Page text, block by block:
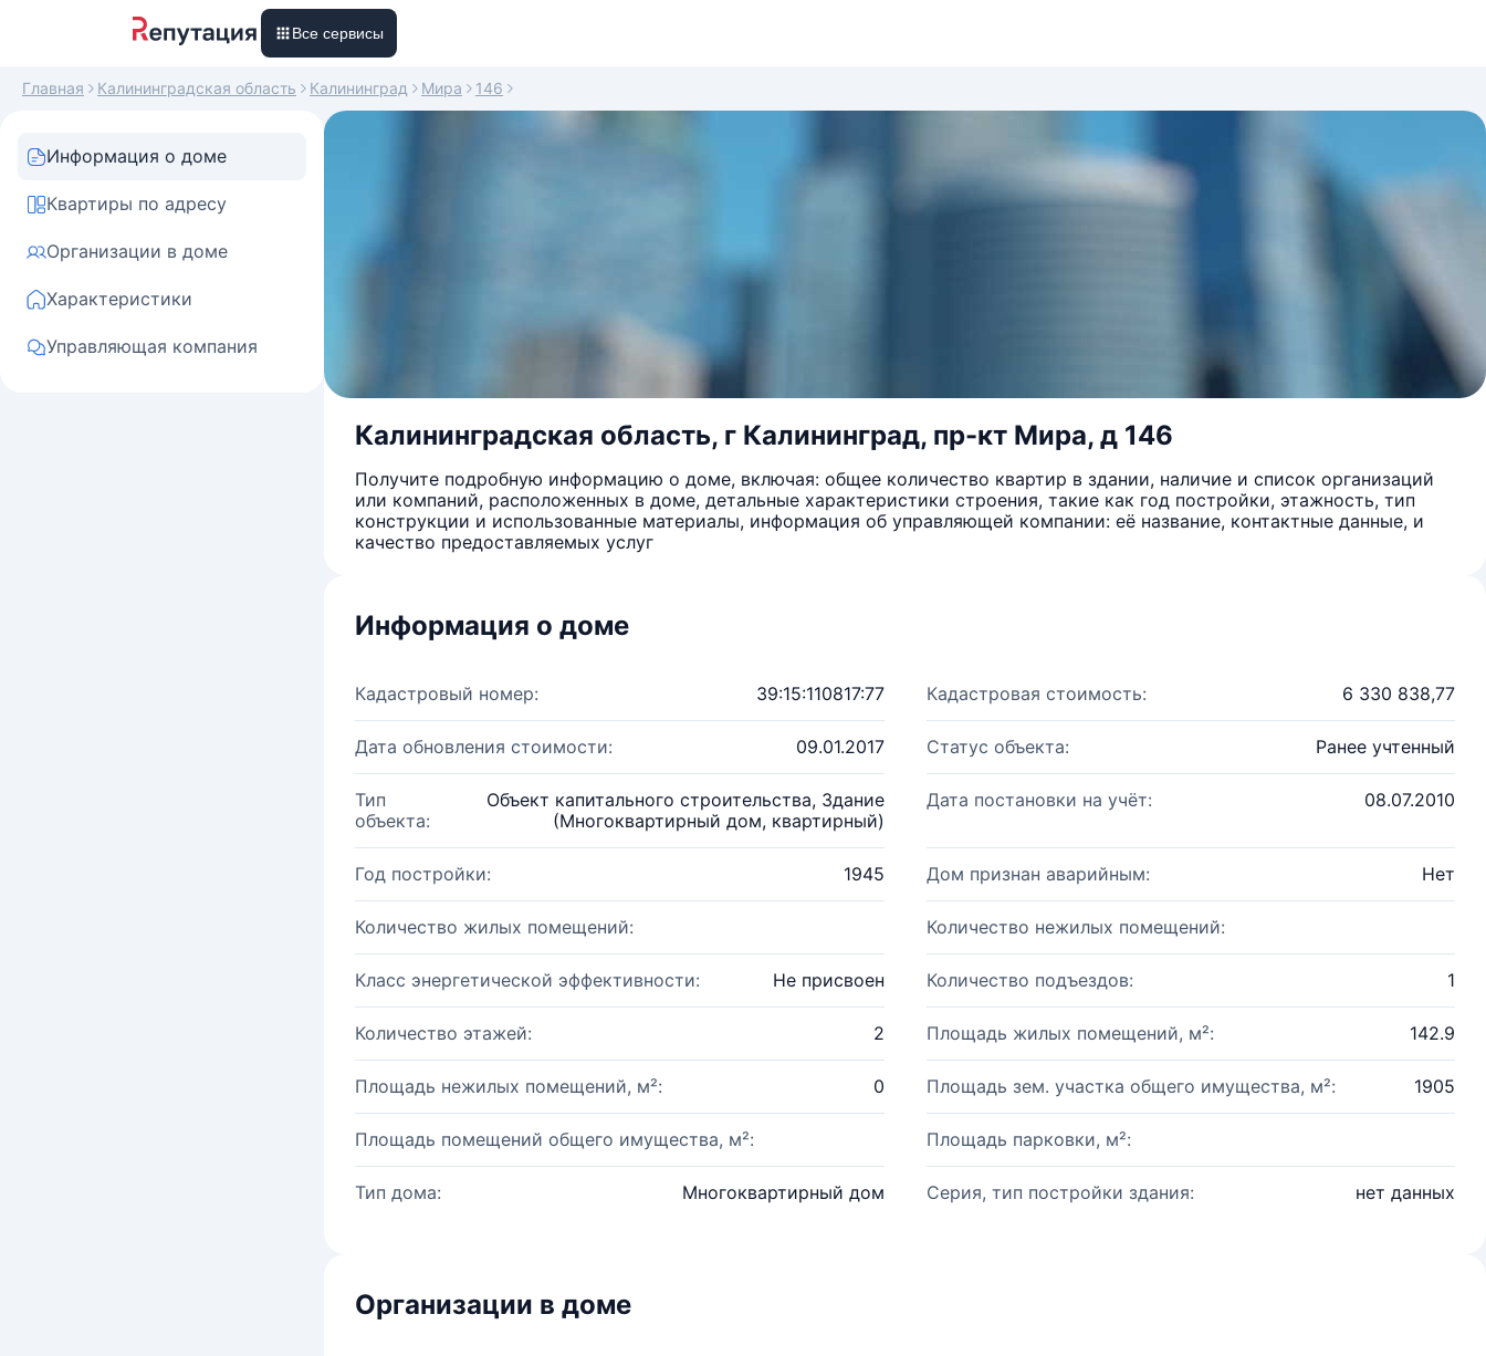
Все сервисы
Главная Калининградская область Калининград Мира 146
Информация о доме
Квартиры по адресу
Организации в доме
Характеристики
Управляющая компания
Калининградская область, г Калининград, пр-кт Мира, д 146
Получите подробную информацию о доме, включая: общее количество квартир в здании, наличие и список организаций
или компаний, расположенных в доме, детальные характеристики строения, такие как год постройки, этажность, тип
конструкции и использованные материалы, информация об управляющей компании: её название, контактные данные, и
качество предоставляемых услуг
Информация о доме
Кадастровый номер: 39:15:110817:77 Кадастровая стоимость: 6 330 838,77
Дата обновления стоимости: 09.01.2017 Статус объекта: Ранее учтенный
Тип
объекта:
Объект капитального строительства, Здание
(Многоквартирный дом, квартирный)
Дата постановки на учёт: 08.07.2010
Год постройки: 1945 Дом признан аварийным: Нет
Количество жилых помещений: Количество нежилых помещений:
Класс энергетической эффективности: Не присвоен Количество подъездов: 1
Количество этажей: 2 Площадь жилых помещений, м²: 142.9
Площадь нежилых помещений, м²: 0 Площадь зем. участка общего имущества, м²: 1905
Площадь помещений общего имущества, м²: Площадь парковки, м²:
Тип дома: Многоквартирный дом Серия, тип постройки здания: нет данных
Организации в доме